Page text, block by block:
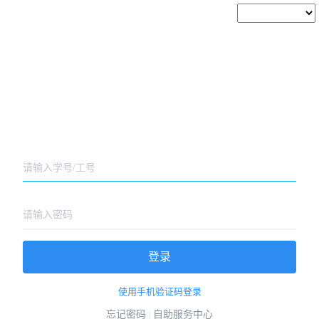
登录
使用手机验证码登录
忘记密码 自助服务中心